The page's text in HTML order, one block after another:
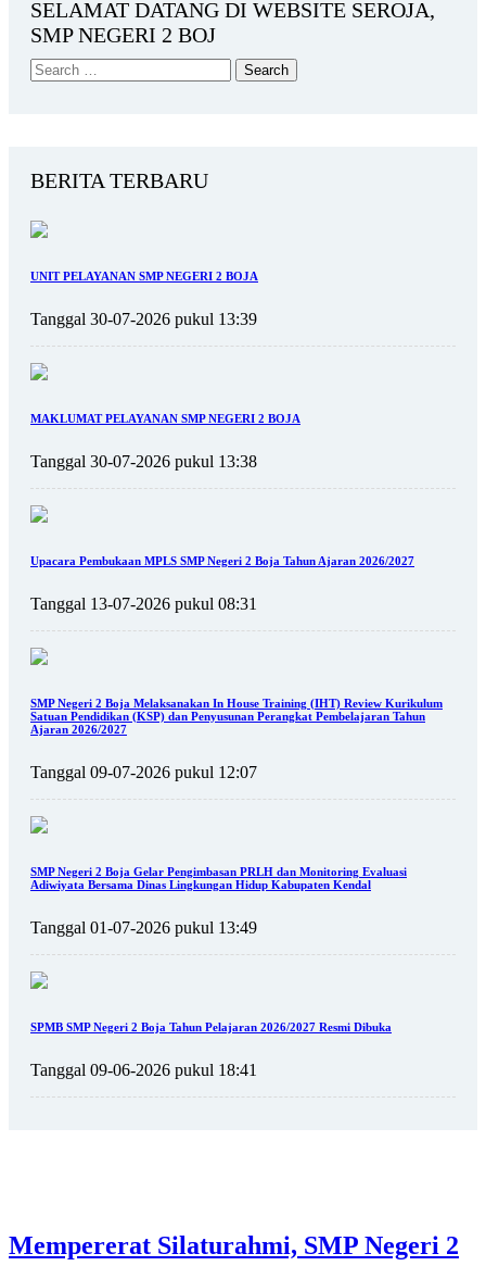
SELAMAT DATANG DI WEBSITE SEROJA,
SMP NEGERI 2 BOJ
BERITA TERBARU
UNIT PELAYANAN SMP NEGERI 2 BOJA
Tanggal 30-07-2026 pukul 13:39
MAKLUMAT PELAYANAN SMP NEGERI 2 BOJA
Tanggal 30-07-2026 pukul 13:38
Upacara Pembukaan MPLS SMP Negeri 2 Boja Tahun Ajaran 2026/2027
Tanggal 13-07-2026 pukul 08:31
SMP Negeri 2 Boja Melaksanakan In House Training (IHT) Review Kurikulum
Satuan Pendidikan (KSP) dan Penyusunan Perangkat Pembelajaran Tahun
Ajaran 2026/2027
Tanggal 09-07-2026 pukul 12:07
SMP Negeri 2 Boja Gelar Pengimbasan PRLH dan Monitoring Evaluasi
Adiwiyata Bersama Dinas Lingkungan Hidup Kabupaten Kendal
Tanggal 01-07-2026 pukul 13:49
SPMB SMP Negeri 2 Boja Tahun Pelajaran 2026/2027 Resmi Dibuka
Tanggal 09-06-2026 pukul 18:41
Mempererat Silaturahmi, SMP Negeri 2